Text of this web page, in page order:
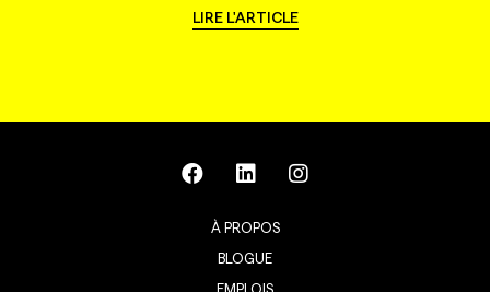
LIRE L'ARTICLE
À PROPOS
BLOGUE
EMPLOIS